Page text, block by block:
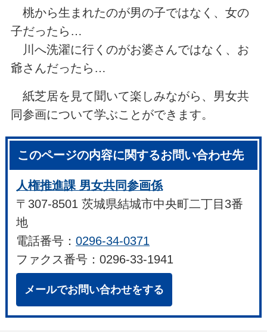
桃から生まれたのが男の子ではなく、女の
子だったら…
川へ洗濯に行くのがお婆さんではなく、お
爺さんだったら…
紙芝居を見て聞いて楽しみながら、男女共
同参画について学ぶことができます。
このページの内容に関するお問い合わせ先
人権推進課 男女共同参画係
〒307-8501 茨城県結城市中央町二丁目3番
地
電話番号：0296-34-0371
ファクス番号：0296-33-1941
メールでお問い合わせをする